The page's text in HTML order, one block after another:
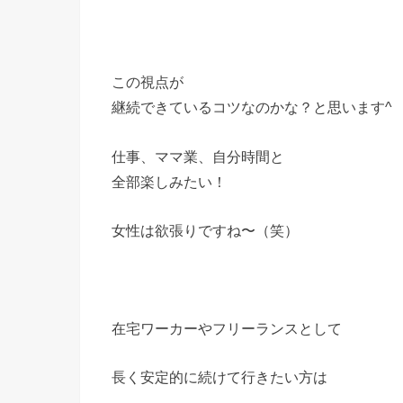
この視点が
継続できているコツなのかな？と思います
仕事、ママ業、自分時間と
全部楽しみたい！
女性は欲張りですね〜（笑）
在宅ワーカーやフリーランスとして
長く安定的に続けて行きたい方は